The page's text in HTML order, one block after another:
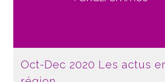
Oct-Dec 2020 Les actus